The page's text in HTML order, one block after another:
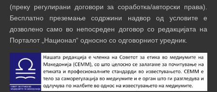
(преку регулирани договори за соработка/авторски права).
Бесплатно преземање содржини надвор од условите е
дозволено само во непосреден договор со редакцијата на
Порталот „Национал“ односно со одговорниот уредник.